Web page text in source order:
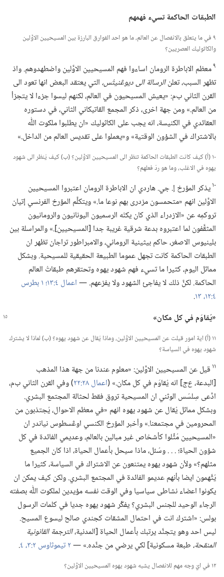
الطبقات الحاكمة تسيء فهمهم
٩ في ما يتعلق بالانفصال عن العالم،‏ ما هو احد الفوارق البارزة بين المسيحيين الاوَّلين
والكاثوليك العصريين؟‏
٩معظم الاباطرة الرومان اساءوا فهم المسيحيين الاوَّلين واضطهدوهم.‏ واذ
تظهر السبب،‏ تعلنالرسالة الى ديوڠنيتُس،‏التي يعتقد البعض انها تعود الى
القرن الثاني ب‌م:‏ «يعيش المسيحيون في العالم،‏ لكنهم ليسوا جزءا لا يتجزأ
من العالم.‏» ومن جهة اخرى،‏ ذكر المجمع الڤاتيكاني الثاني،‏ في دستوره
العقائدي في الكنيسة،‏ انه يجب على الكاثوليك «ان يطلبوا ملكوت اللّٰه
بالاشتراك في الشؤون الوقتية» و«يعملوا على تقديس العالم من الداخل.‏»‏
١٠ (‏أ)‏ كيف كانت الطبقات الحاكمة تنظر الى المسيحيين الاوَّلين؟‏ (‏ب)‏ كيف يُنظر الى شهود
يهوه في الاغلب،‏ وما هو ردّ فعلهم؟‏
١٠يذكر المؤرخ إ.‏ جي.‏ هاردي ان الاباطرة الرومان اعتبروا المسيحيين
الاوَّلين انهم «متحمسون مزدرى بهم نوعا ما.‏» ويتكلَّم المؤرخ الفرنسي إتيان
تروكمِه عن «الازدراء الذي كان يكنّه الرسميون اليونانيون والرومانيون
المثقَّفون لما اعتبروه بدعة شرقية غريبة جدا [المسيحيين].‏» والمراسلة بين
بلينيوس الاصغر،‏ حاكم بيثينية الروماني،‏ والامبراطور تراجان تظهر ان
الطبقات الحاكمة كانت تجهل عموما الطبيعة الحقيقية للمسيحية.‏ وبشكل
مماثل اليوم،‏ كثيرا ما تسيء فهم شهود يهوه وتحتقرهم طبقاتُ العالم
الحاكمة.‏ لكنَّ ذلك لا يفاجئ الشهود ولا يفزعهم.‏ —‏اعمال ٤:‏١٣؛‏
١ بطرس
٤:‏١٢،‏ ١٣
‏.‏
‏«يُقاوَم في كل مكان»‏
١١ (‏أ)‏ اية امور قيلت عن المسيحيين الاوَّلين،‏ وماذا يُقال عن شهود يهوه؟‏ (‏ب)‏ لماذا لا يشترك
شهود يهوه في السياسة؟‏
١١ قيل عن المسيحيين الاوَّلين:‏ «معلوم عندنا من جهة هذا المذهب
[البدعة،‏ع‌ج‏] انه يُقاوَم في كل مكان.‏» (‏اعمال ٢٨:‏٢٢
‏)‏ وفي القرن الثاني ب‌م،‏
ادَّعى سِلسُس الوثني ان المسيحية تروق فقط لحثالة المجتمع البشري.‏
وبشكل مماثل يُقال عن شهود يهوه انهم «في معظم الاحوال،‏ يُجتذبون من
المحرومين في مجتمعنا.‏» وأخبر المؤرخ الكنسي اوڠسطوس نياندر ان
«المسيحيين مُثِّلوا كأشخاص غير مبالين بالعالم،‏ وعديمي الفائدة في كل
شؤون الحياة؛‏ .‏ .‏ .‏ وسُئل،‏ ماذا سيحل بأعمال الحياة،‏ اذا كان الجميع
مثلهم؟‏» ولأن شهود يهوه يمتنعون عن الاشتراك في السياسة،‏ كثيرا ما
يُتَّهمون ايضا بأنهم عديمو الفائدة في المجتمع البشري.‏ ولكن كيف يمكن ان
يكونوا اعضاء نشاطى سياسيا وفي الوقت نفسه مؤيدين لملكوت اللّٰه بصفته
الرجاء الوحيد للجنس البشري؟‏ يفكِّر شهود يهوه جديا في كلمات الرسول
بولس:‏ «اشترك انت في احتمال المشقات كجندي صالح ليسوع المسيح.‏
ليس احد وهو يتجنَّد يرتبك بأعمال الحياة [المدنية،‏الترجمة القانونية
المنقحة،‏طبعة مسكونية] لكي يرضي من جنَّده.‏» —‏٢ تيموثاوس ٢:‏٣،‏ ٤ ‏.‏
١٢ في ايّ وجه مهم للانفصال يشبه شهود يهوه المسيحيين الاوَّلين؟‏